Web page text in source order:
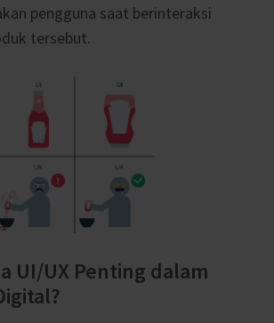
pengguna saat berinteraksi
tersebut.
UI/UX Penting dalam